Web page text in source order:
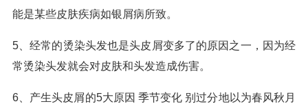
能是某些皮肤疾病如银屑病所致。
5、经常的烫染头发也是头皮屑变多了的原因之一，因为经
常烫染头发就会对皮肤和头发造成伤害。
6、产生头皮屑的5大原因 季节变化 别过分地以为春风秋月